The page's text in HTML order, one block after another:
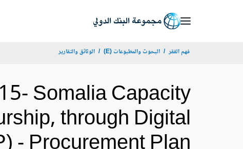
فهم الفقر البحوث والمطبوعات (E) الوثائق والتقارير
Somalia Capacity
through Digital